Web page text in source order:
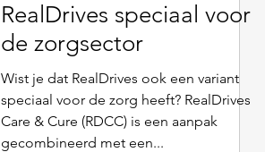
RealDrives speciaal voor
de zorgsector
Wist je dat RealDrives ook een variant
speciaal voor de zorg heeft? RealDrives
Care & Cure (RDCC) is een aanpak
gecombineerd met een...